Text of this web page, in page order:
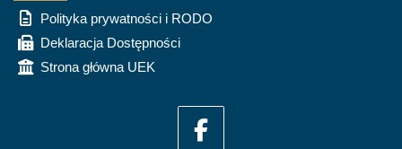
Polityka prywatności i RODO
Deklaracja Dostępności
Strona główna UEK